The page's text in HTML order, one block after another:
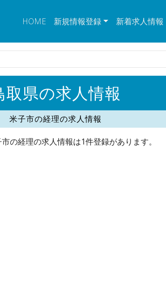
HOME 新規情報登録 新着求人情報
取県の求人情報
米子市の経理の求人情報
の経理の求人情報は1件登録があります。